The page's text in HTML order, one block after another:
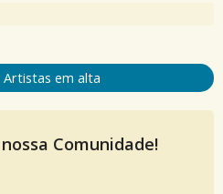
em alta
Comunidade!